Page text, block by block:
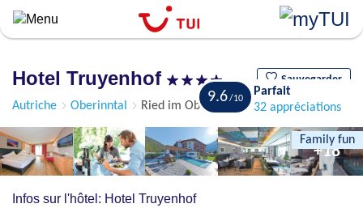
Aller
principal
Hotel Truyenhof Sauvegarder
Autriche Oberinntal Ried im Oberinntal
Family fun
9.6
Parfait
32 appréciations
+18
Infos sur l'hôtel: Hotel Truyenhof